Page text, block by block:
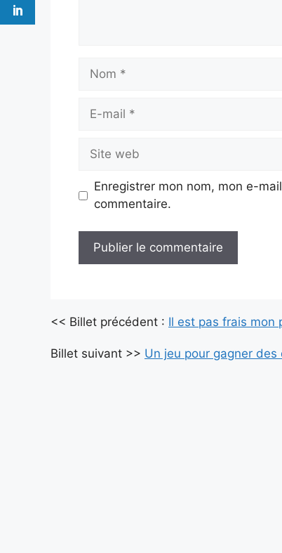
Nom
Site
web
Enregistrer mon nom, mon e-
commentaire.
t
r
<< Billet précédent : Il est pas frais mon
Billet suivant >> Un jeu pour gagner